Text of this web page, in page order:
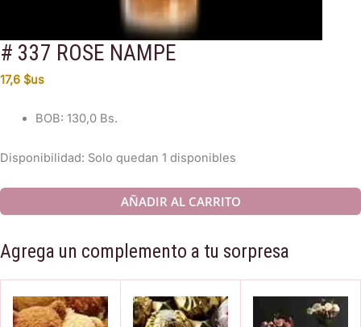
# 337 ROSE NAMPE
17,6 $us
BOB: 130,0 Bs.
Disponibilidad: Solo quedan 1 disponibles
#
337
NAMPE
AÑADIR AL CARRITO
Agrega un complemento a tu sorpresa